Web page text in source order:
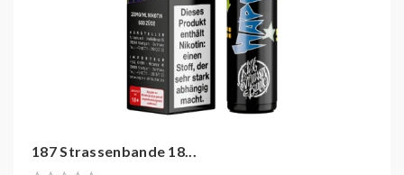
187 Strassenbande 18...